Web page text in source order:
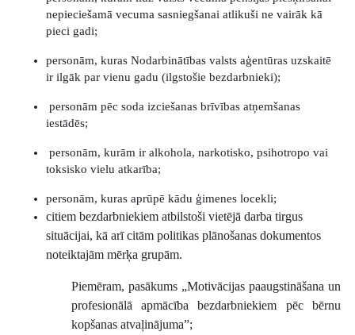
nepieciešamā vecuma sasniegšanai atlikuši ne vairāk kā
pieci gadi;
personām, kuras Nodarbinātības valsts aģentūras uzskaitē
ir ilgāk par vienu gadu (ilgstošie bezdarbnieki);
personām pēc soda izciešanas brīvības atņemšanas
iestādēs;
personām, kurām ir alkohola, narkotisko, psihotropo vai
toksisko vielu atkarība;
personām, kuras aprūpē kādu ģimenes locekli;
citiem bezdarbniekiem atbilstoši vietējā darba tirgus
situācijai, kā arī citām politikas plānošanas dokumentos
noteiktajām mērķa grupām.
Piemēram, pasākums „Motivācijas paaugstināšana un
profesionālā apmācība bezdarbniekiem pēc bērnu
kopšanas atvaļinājuma”;